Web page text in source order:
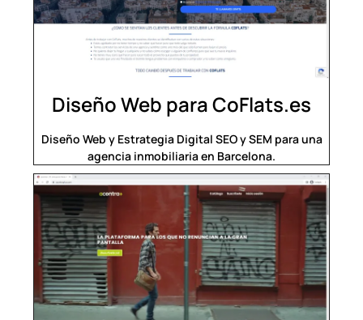
Diseño Web para CoFlats.es
Diseño Web y Estrategia Digital SEO y SEM para una
agencia inmobiliaria en Barcelona.